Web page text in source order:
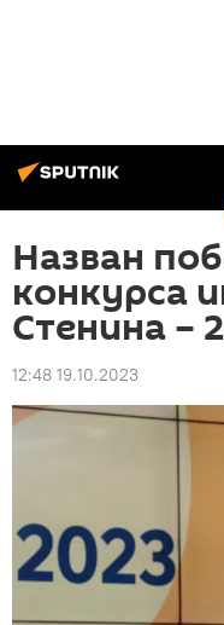
Назван
конкурса
Стенина –
12:48 19.10.2023